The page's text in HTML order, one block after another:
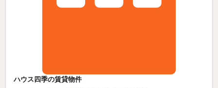
ハウス四季の賃貸物件